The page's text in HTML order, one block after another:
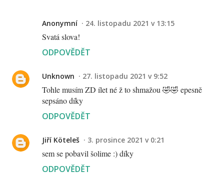
Anonymní 24. listopadu 2021 v 13:15
Svatá slova!
ODPOVĚDĚT
Unknown 27. listopadu 2021 v 9:52
Tohle musím ZD ílet né ž to shmažou 🤣🤣 epesně
sepsáno díky
ODPOVĚDĚT
Jiří Köteleš 3. prosince 2021 v 0:21
sem se pobavil šolime :) díky
ODPOVĚDĚT